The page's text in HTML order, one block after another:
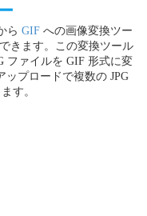
ら GIF への画像変換ツー
きます。この変換ツール
ファイルを GIF 形式に変
プロードで複数の JPG
す。